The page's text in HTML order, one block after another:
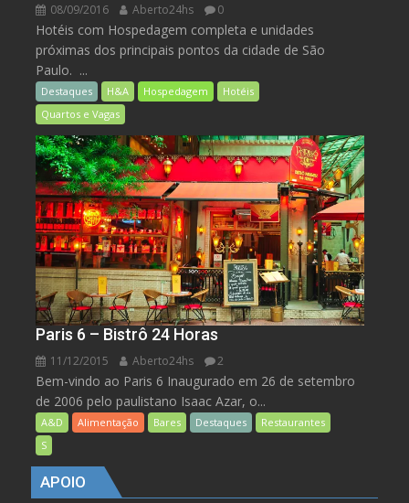
08/09/2016 Aberto24hs 0
Hotéis com Hospedagem completa e unidades
próximas dos principais pontos da cidade de São
Paulo. ...
Destaques H&A Hospedagem
Hotéis
Quartos e Vagas
Paris 6 – Bistrô 24 Horas
11/12/2015 Aberto24hs 2
Bem-vindo ao Paris 6 Inaugurado em 26 de setembro
de 2006 pelo paulistano Isaac Azar, o...
A&D Alimentação Bares Destaques
Restaurantes
S
APOIO